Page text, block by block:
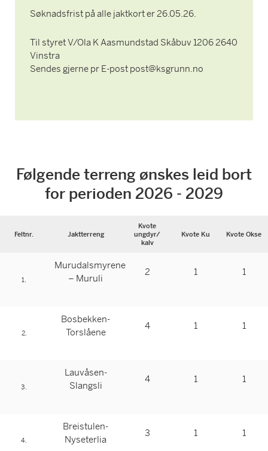
Søknadsfrist på alle jaktkort er 26.05.26.
Til styret V/Ola K Aasmundstad Skåbuv 1206 2640
Vinstra
Sendes gjerne pr E-post post@ksgrunn.no
Følgende terreng ønskes leid bort
for perioden 2026 - 2029
Feltnr. Jaktterreng
Kvote
ungdyr/
kalv
Kvote Ku Kvote Okse
1.
Murudalsmyrene
– Muruli
2 1 1
2.
Bosbekken-
Torslåene
4 1 1
3.
Lauvåsen-
Slangsli
4 1 1
4.
Breistulen-
Nyseterlia
3 1 1